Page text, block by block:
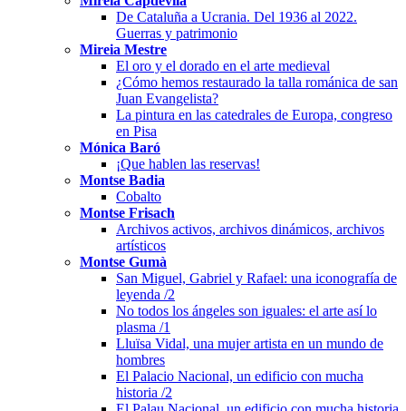
De Cataluña a Ucrania. Del 1936 al 2022.
Guerras y patrimonio
Mireia Mestre
El oro y el dorado en el arte medieval
¿Cómo hemos restaurado la talla románica de san
Juan Evangelista?
La pintura en las catedrales de Europa, congreso
en Pisa
Mónica Baró
¡Que hablen las reservas!
Montse Badia
Cobalto
Montse Frisach
Archivos activos, archivos dinámicos, archivos
artísticos
Montse Gumà
San Miguel, Gabriel y Rafael: una iconografía de
leyenda /2
No todos los ángeles son iguales: el arte así lo
plasma /1
Lluïsa Vidal, una mujer artista en un mundo de
hombres
El Palacio Nacional, un edificio con mucha
historia /2